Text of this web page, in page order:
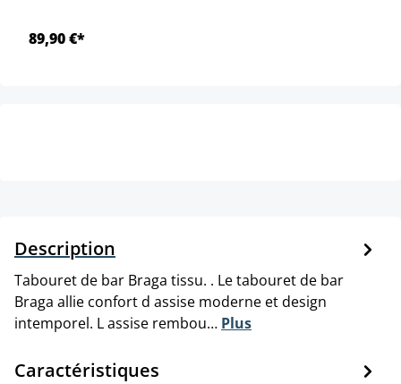
89,90 €*
Description
Tabouret de bar Braga tissu. . Le tabouret de bar
Braga allie confort d assise moderne et design
intemporel. L assise rembou… Plus
Caractéristiques